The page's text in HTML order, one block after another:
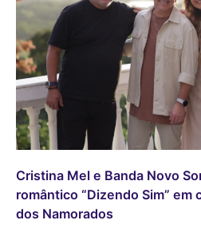
Cristina Mel e Banda Novo
romântico “Dizendo Sim” em
dos Namorados